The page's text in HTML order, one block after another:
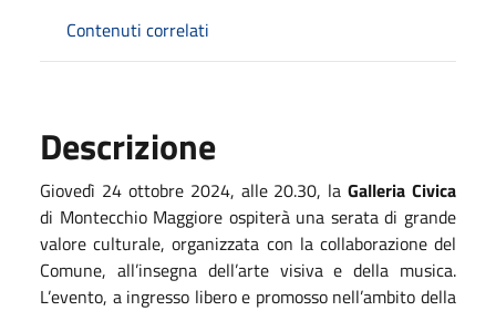
Contenuti correlati
Descrizione
Giovedì 24 ottobre 2024, alle 20.30, laGalleria Civica
di Montecchio Maggiore ospiterà una serata di grande
valore culturale, organizzata con la collaborazione del
Comune, all’insegna dell’arte visiva e della musica.
L’evento, a ingresso libero e promosso nell’ambito della